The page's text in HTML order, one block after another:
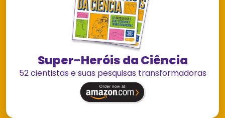
Super-Heróis da Ciência
52 cientistas e suas pesquisas transformadoras